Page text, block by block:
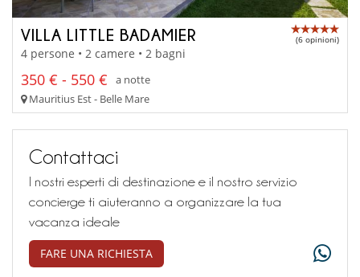
VILLA LITTLE BADAMIER (6 opinioni)
4 persone • 2 camere • 2 bagni
350 € - 550 €
a notte
Mauritius Est - Belle Mare
Contattaci
I nostri esperti di destinazione e il nostro servizio
concierge ti aiuteranno a organizzare la tua
vacanza ideale
FARE UNA RICHIESTA